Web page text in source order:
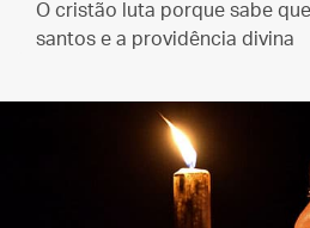
O cristão luta porque sabe
santos e a providência divina